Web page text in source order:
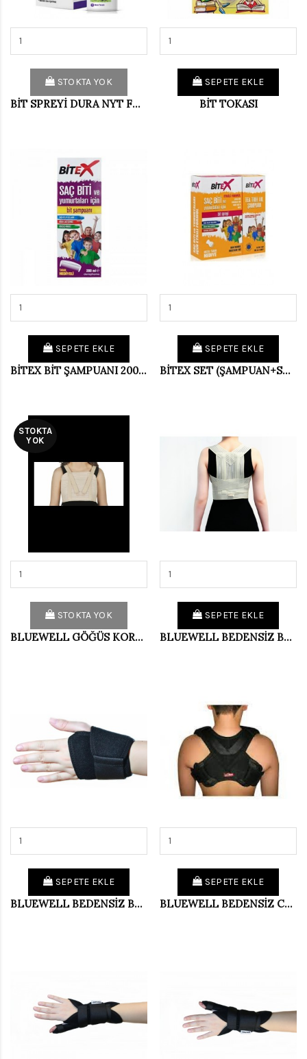
STOKTA YOK
BİT SPREYİ DURA NYT FORT
SEPETE EKLE
BİT TOKASI
SEPETE EKLE
BİTEX BİT ŞAMPUANI 200ML
SEPETE EKLE
BİTEX SET (ŞAMPUAN+SPREY)
STOKTA
YOK
STOKTA YOK
BLUEWELL GÖĞÜS KORSESİ M WELL421
SEPETE EKLE
BLUEWELL BEDENSİZ BAL.POSTUREX BAND. BD422
SEPETE EKLE
BLUEWELL BEDENSİZ BANDAJLI EL BİLEKLİĞİ BD011
SEPETE EKLE
BLUEWELL BEDENSİZ CLAVU CULA BAND. WELL106